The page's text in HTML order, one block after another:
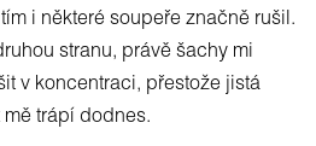
i některé soupeře značně rušil.
stranu, právě šachy mi
v koncentraci, přestože jistá
mě trápí dodnes.